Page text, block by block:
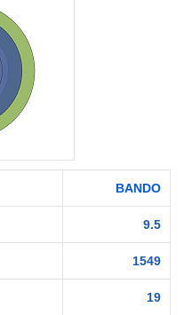
BANDO
9.5
1549
19